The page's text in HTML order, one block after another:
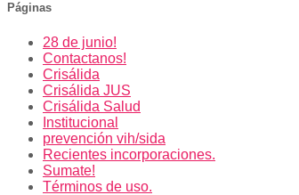
Páginas
28 de junio!
Contactanos!
Crisálida
Crisálida JUS
Crisálida Salud
Institucional
prevención vih/sida
Recientes incorporaciones.
Sumate!
Términos de uso.